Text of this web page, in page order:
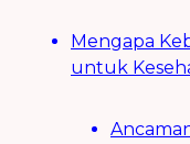
Mengapa
untuk